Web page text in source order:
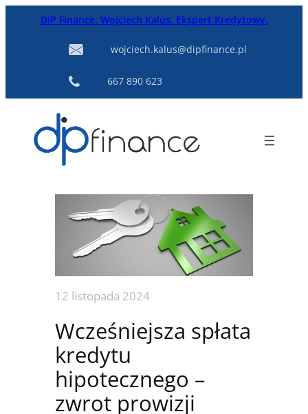
PrzejdźDiP Finance. Wojciech Kalus. Ekspert Kredytowy.
wojciech.kalus@dipfinance.pl
667 890 623
12 listopada 2024
Wcześniejsza spłata
kredytu
hipotecznego –
zwrot prowizji